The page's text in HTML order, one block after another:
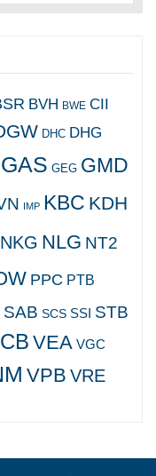
BVH BWE CII
DHC DHG
GAS GEG GMD
IMP KBC KDH
NKG NLG NT2
PPC PTB
SAB SCS SSI STB
VEA VGC
VPB VRE